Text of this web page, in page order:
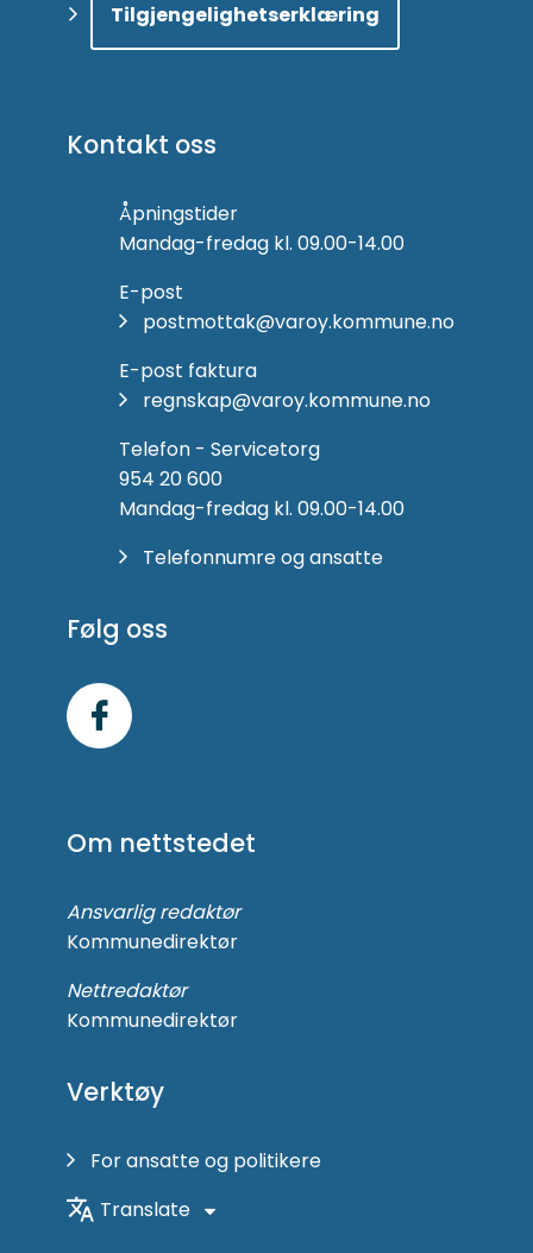
Tilgjengelighetserklæring
Kontakt oss
Åpningstider
Mandag-fredag kl. 09.00-14.00
E-post
postmottak@varoy.kommune.no
E-post faktura
regnskap@varoy.kommune.no
Telefon - Servicetorg
954 20 600
Mandag-fredag kl. 09.00-14.00
Telefonnumre og ansatte
Følg oss
Facebook
Om nettstedet
Ansvarlig redaktør
Kommunedirektør
Nettredaktør
Kommunedirektør
Verktøy
For ansatte og politikere
Translate